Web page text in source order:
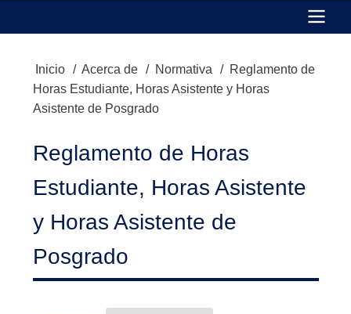
Principal
Ruta
de
Inicio Acerca de Normativa
Reglamento de
Horas Estudiante, Horas Asistente y Horas
Asistente de Posgrado
Reglamento de Horas
Estudiante, Horas Asistente
y Horas Asistente de
Posgrado